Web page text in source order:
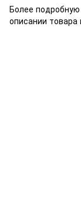
Более
описании